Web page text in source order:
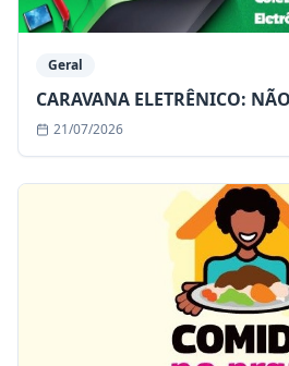
Geral
CARAVANA ELETRÊNICO:
21/07/2026